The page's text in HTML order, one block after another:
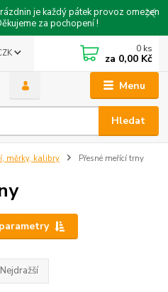
je každý pátek provoz omezen
za pochopení !
Menu
Hledat
0 ks
za 0,00 Kč
měrky, kalibry Přesné meřící trny
Nejdražší